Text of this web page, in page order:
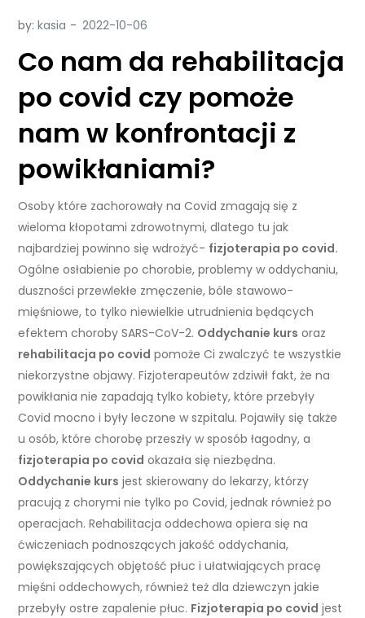
by:kasia
Co nam da rehabilitacja
po covid czy pomoże
nam w konfrontacji z
powikłaniami?
Osoby które zachorowały na Covid zmagają się z
wieloma kłopotami zdrowotnymi, dlatego tu jak
najbardziej powinno się wdrożyć- fizjoterapia po covid.
Ogólne osłabienie po chorobie, problemy w oddychaniu,
duszności przewlekłe zmęczenie, bóle stawowo-
mięśniowe, to tylko niewielkie utrudnienia będących
efektem choroby SARS-CoV-2. Oddychanie kurs oraz
rehabilitacja po covid pomoże Ci zwalczyć te wszystkie
niekorzystne objawy. Fizjoterapeutów zdziwił fakt, że na
powikłania nie zapadają tylko kobiety, które przebyły
Covid mocno i były leczone w szpitalu. Pojawiły się także
u osób, które chorobę przeszły w sposób łagodny, a
fizjoterapia po covid okazała się niezbędna.
Oddychanie kurs jest skierowany do lekarzy, którzy
pracują z chorymi nie tylko po Covid, jednak również po
operacjach. Rehabilitacja oddechowa opiera się na
ćwiczeniach podnoszących jakość oddychania,
powiększających objętość płuc i ułatwiających pracę
mięśni oddechowych, również też dla dziewczyn jakie
przebyły ostre zapalenie płuc. Fizjoterapia po covid jest